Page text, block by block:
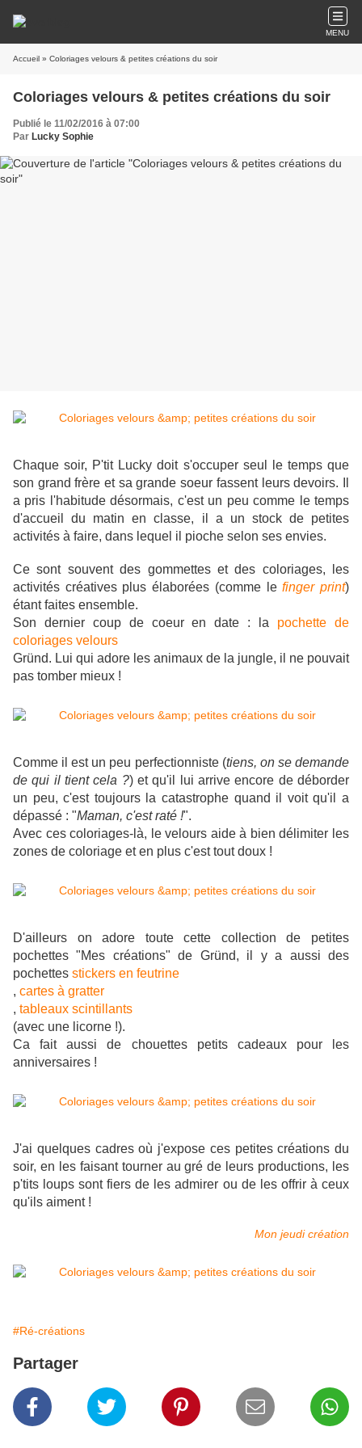
MENU
Accueil » Coloriages velours & petites créations du soir
Coloriages velours & petites créations du soir
Publié le 11/02/2016 à 07:00
Par Lucky Sophie
Chaque soir, P'tit Lucky doit s'occuper seul le temps que
son grand frère et sa grande soeur fassent leurs devoirs. Il
a pris l'habitude désormais, c'est un peu comme le temps
d'accueil du matin en classe, il a un stock de petites
activités à faire, dans lequel il pioche selon ses envies.
Ce sont souvent des gommettes et des coloriages, les
activités créatives plus élaborées (comme lefinger print)
étant faites ensemble.
Son dernier coup de coeur en date : la pochette de
coloriages velours
Gründ. Lui qui adore les animaux de la jungle, il ne pouvait
pas tomber mieux !
Comme il est un peu perfectionniste (tiens, on se demande
de qui il tient cela ?) et qu'il lui arrive encore de déborder
un peu, c'est toujours la catastrophe quand il voit qu'il a
dépassé : "Maman, c'est raté !".
Avec ces coloriages-là, le velours aide à bien délimiter les
zones de coloriage et en plus c'est tout doux !
D'ailleurs on adore toute cette collection de petites
pochettes "Mes créations" de Gründ, il y a aussi des
pochettes stickers en feutrine
, cartes à gratter
, tableaux scintillants
(avec une licorne !).
Ca fait aussi de chouettes petits cadeaux pour les
anniversaires !
J'ai quelques cadres où j'expose ces petites créations du
soir, en les faisant tourner au gré de leurs productions, les
p'tits loups sont fiers de les admirer ou de les offrir à ceux
qu'ils aiment !
Mon jeudi création
#Ré-créations
Partager